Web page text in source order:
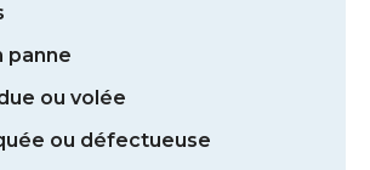
panne
ou volée
ou défectueuse